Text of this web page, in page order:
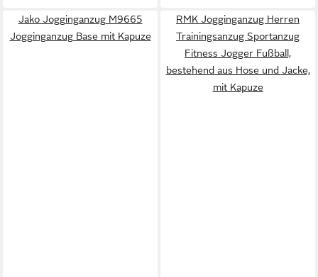
Jako Jogginganzug M9665
Jogginganzug Base mit Kapuze
RMK Jogginganzug Herren
Trainingsanzug Sportanzug
Fitness Jogger Fußball,
bestehend aus Hose und Jacke,
mit Kapuze